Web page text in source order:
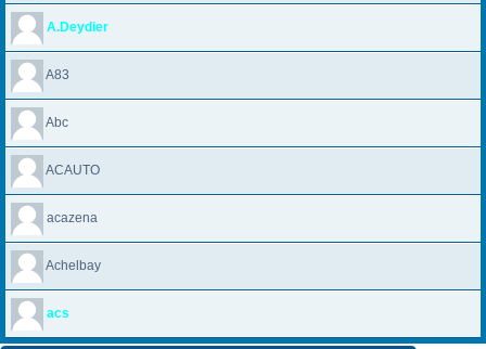
A.Deydier
A83
Abc
ACAUTO
acazena
Achelbay
acs